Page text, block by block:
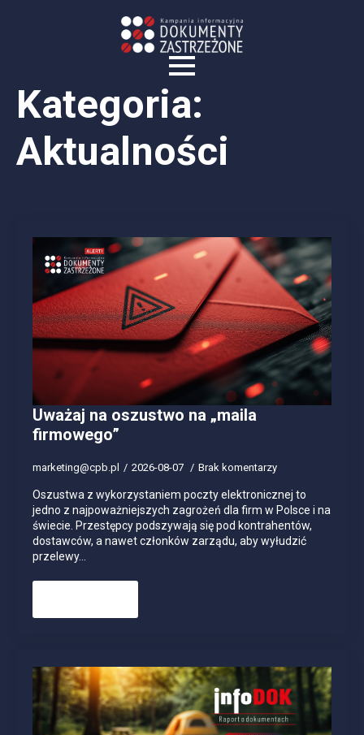
Kategoria:
Aktualności
Uważaj na oszustwo na „maila
firmowego”
marketing@cpb.pl 2026-08-07 Brak komentarzy
Oszustwa z wykorzystaniem poczty elektronicznej to
jedno z najpoważniejszych zagrożeń dla firm w Polsce i na
świecie. Przestępcy podszywają się pod kontrahentów,
dostawców, a nawet członków zarządu, aby wyłudzić
przelewy…